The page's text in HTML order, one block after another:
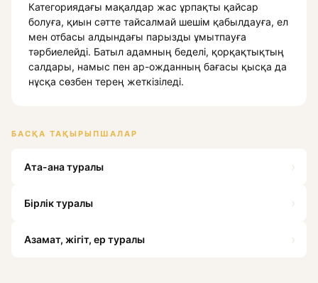
Категориядағы мақалдар жас ұрпақты қайсар
болуға, қиын сәтте тайсалмай шешім қабылдауға, ел
мен отбасы алдындағы парызды ұмытпауға
тәрбиелейді. Батыл адамның беделі, қорқақтықтың
салдары, намыс пен ар-ожданның бағасы қысқа да
нұсқа сөзбен терең жеткізіледі.
БАСҚА ТАҚЫРЫПШАЛАР
Ата-ана туралы ›
Бірлік туралы ›
Азамат, жігіт, ер туралы ›